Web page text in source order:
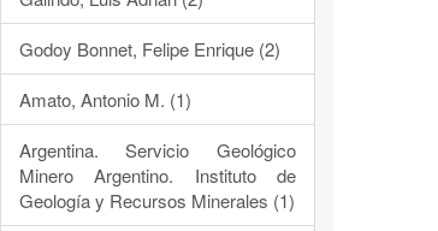
Godoy Bonnet, Felipe Enrique (2)
Amato, Antonio M. (1)
Argentina. Servicio Geológico
Minero Argentino. Instituto de
Geología y Recursos Minerales (1)